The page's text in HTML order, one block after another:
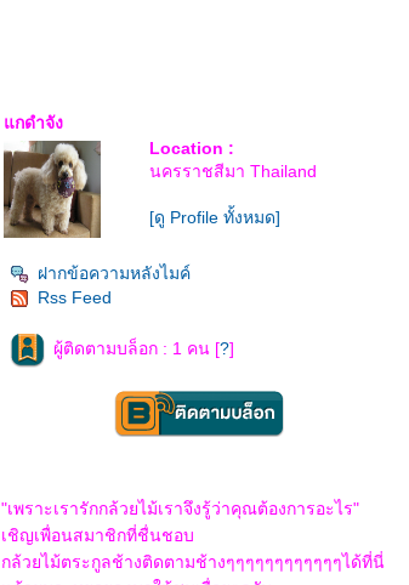
กดำจัง
Location :
นครราชสีมา Thailand
[ดู Profile ทั้งหมด]
ฝากข้อความหลังไมค์
Rss Feed
ผู้ติดตามบล็อก : 1 คน [?]
"เพราะเรารักกล้วยไม้เราจึงรู้ว่าคุณต้องการอะไร"
เชิญเพื่อนสมาชิกที่ชื่นชอบ
กล้วยไม้ตระกูลช้างติดตามช้างๆๆๆๆๆๆๆๆๆๆๆๆได้ที่นี่